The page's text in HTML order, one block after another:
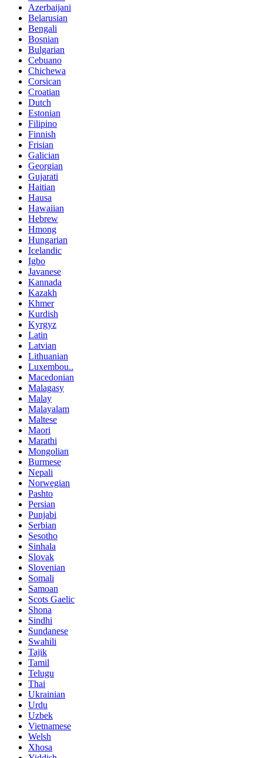
Azerbaijani
Belarusian
Bengali
Bosnian
Bulgarian
Cebuano
Chichewa
Corsican
Croatian
Dutch
Estonian
Filipino
Finnish
Frisian
Galician
Georgian
Gujarati
Haitian
Hausa
Hawaiian
Hebrew
Hmong
Hungarian
Icelandic
Igbo
Javanese
Kannada
Kazakh
Khmer
Kurdish
Kyrgyz
Latin
Latvian
Lithuanian
Luxembou..
Macedonian
Malagasy
Malay
Malayalam
Maltese
Maori
Marathi
Mongolian
Burmese
Nepali
Norwegian
Pashto
Persian
Punjabi
Serbian
Sesotho
Sinhala
Slovak
Slovenian
Somali
Samoan
Scots Gaelic
Shona
Sindhi
Sundanese
Swahili
Tajik
Tamil
Telugu
Thai
Ukrainian
Urdu
Uzbek
Vietnamese
Welsh
Xhosa